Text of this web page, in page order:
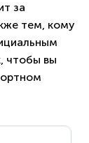
за
тем, кому
чтобы вы